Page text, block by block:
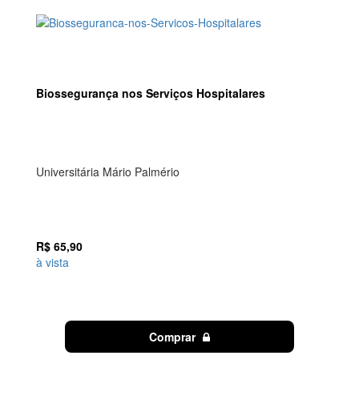
Biossegurança nos Serviços Hospitalares
Universitária Mário Palmério
R$ 65,90
à vista
Comprar